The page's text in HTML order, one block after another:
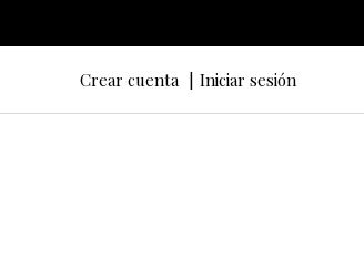
Crear cuenta Iniciar sesión